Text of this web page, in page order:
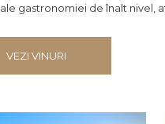
gastronomiei de înalt nivel,
VEZI VINURI